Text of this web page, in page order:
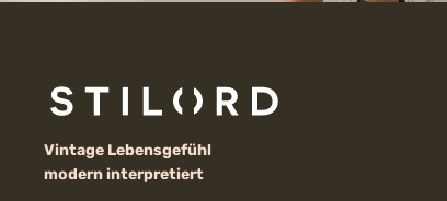
Vintage Lebensgefühl
modern interpretiert